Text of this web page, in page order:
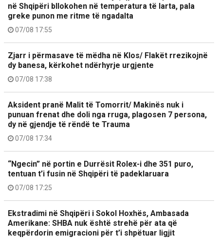
në Shqipëri bllokohen në temperatura të larta, pala
greke punon me ritme të ngadalta
07/08 17:55
Zjarr i përmasave të mëdha në Klos/ Flakët rrezikojnë
dy banesa, kërkohet ndërhyrje urgjente
07/08 17:38
Aksident pranë Malit të Tomorrit/ Makinës nuk i
punuan frenat dhe doli nga rruga, plagosen 7 persona,
dy në gjendje të rëndë te Trauma
07/08 17:34
“Ngecin” në portin e Durrësit Rolex-i dhe 351 puro,
tentuan t’i fusin në Shqipëri të padeklaruara
07/08 17:25
Ekstradimi në Shqipëri i Sokol Hoxhës, Ambasada
Amerikane: SHBA nuk është strehë për ata që
keqpërdorin emigracioni për t’i shpëtuar ligjit